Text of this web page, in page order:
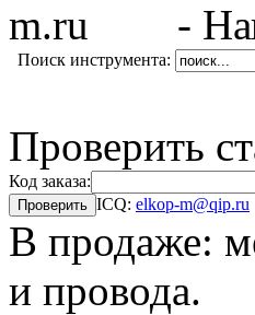
-
Поиск инструмента:
Проверить
Код заказа:
ICQ: elkop-m@qip.ru
В продаже:
и провода.